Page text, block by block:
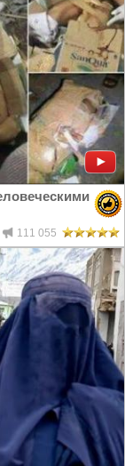
111 055